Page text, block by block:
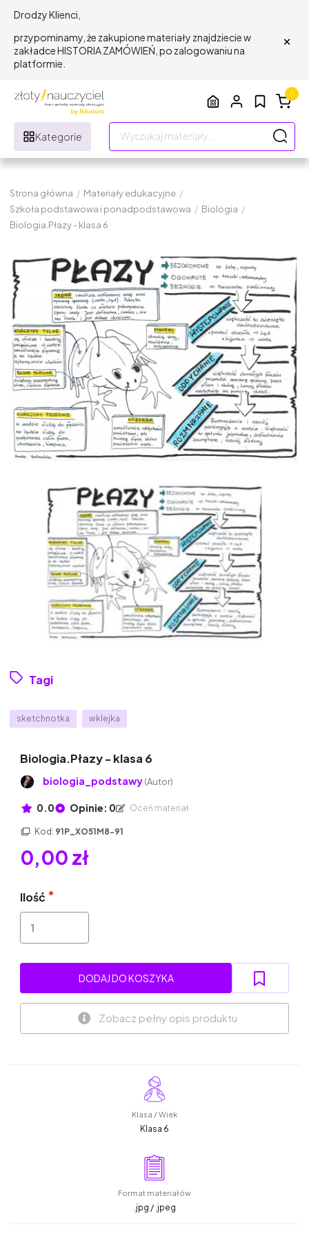
Drodzy Klienci,
przypominamy, że zakupione materiały znajdziecie w
zakładce HISTORIA ZAMÓWIEŃ, po zalogowaniu na
platformie.
×
Kategorie
0
Strona główna / Materiały edukacyjne /
Szkoła podstawowa i ponadpodstawowa / Biologia /
Biologia.Płazy - klasa 6
Tagi
sketchnotka wklejka
Biologia.Płazy - klasa 6
biologia_podstawy(Autor)
0.0 Opinie: 0 Oceń materiał
Kod: 91P_XO51M8-91
0,00 zł
Ilość
DODAJ DO KOSZYKA
Zobacz pełny opis produktu
Klasa / Wiek
Klasa 6
Format materiałów
.jpg / .jpeg